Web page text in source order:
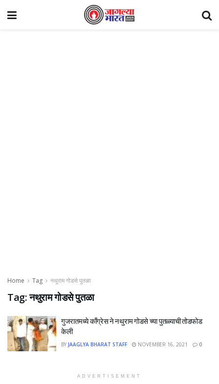
Home Tag नथुराम गोडसे पुतळा
Tag:नथुराम गोडसे पुतळा
गुजरातमध्ये काँग्रेस ने नथुराम गोडसे च्या पुतळ्याची तोडफोड
केली
BY JAAGLYA BHARAT STAFF NOVEMBER 16, 2021 0
ADVERTISEMENT